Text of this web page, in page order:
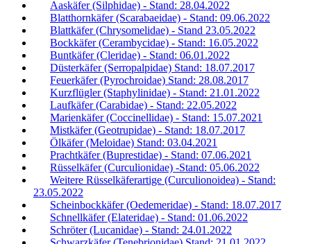
Aaskäfer (Silphidae) - Stand: 28.04.2022
Blatthornkäfer (Scarabaeidae) - Stand: 09.06.2022
Blattkäfer (Chrysomelidae) - Stand 23.05.2022
Bockkäfer (Cerambycidae) - Stand: 16.05.2022
Buntkäfer (Cleridae) - Stand: 06.01.2022
Düsterkäfer (Serropalpidae) Stand: 18.07.2017
Feuerkäfer (Pyrochroidae) Stand: 28.08.2017
Kurzflügler (Staphylinidae) - Stand: 21.01.2022
Laufkäfer (Carabidae) - Stand: 22.05.2022
Marienkäfer (Coccinellidae) - Stand: 15.07.2021
Mistkäfer (Geotrupidae) - Stand: 18.07.2017
Ölkäfer (Meloidae) Stand: 03.04.2021
Prachtkäfer (Buprestidae) - Stand: 07.06.2021
Rüsselkäfer (Curculionidae) -Stand: 05.06.2022
Weitere Rüsselkäferartige (Curculionoidea) - Stand:
23.05.2022
Scheinbockkäfer (Oedemeridae) - Stand: 18.07.2017
Schnellkäfer (Elateridae) - Stand: 01.06.2022
Schröter (Lucanidae) - Stand: 24.01.2022